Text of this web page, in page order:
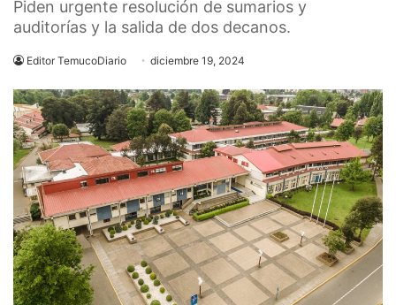
Piden urgente resolución de sumarios y
auditorías y la salida de dos decanos.
Editor TemucoDiario diciembre 19, 2024